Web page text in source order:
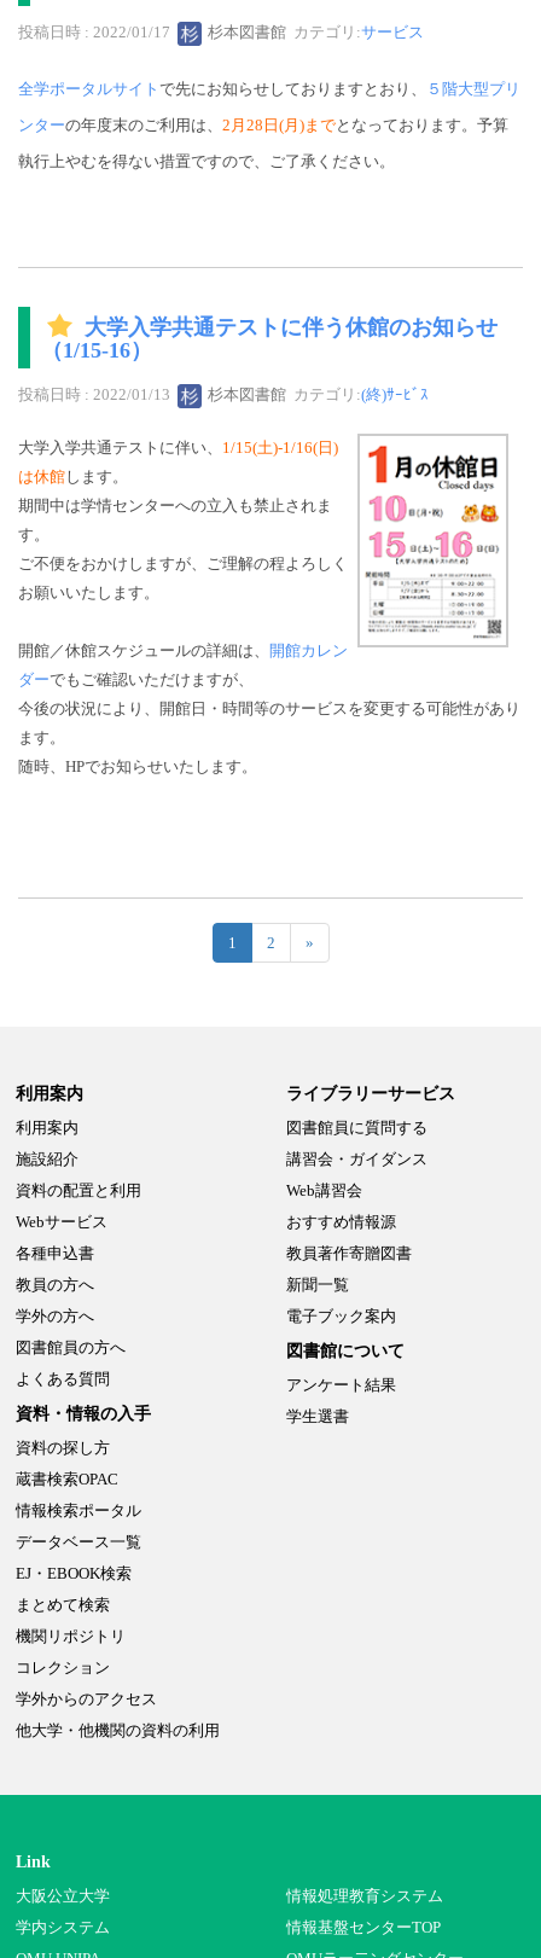
投稿日時 : 2022/01/17 杉本図書館 カテゴリ:サービス
全学ポータルサイト で先にお知らせしておりますとおり、
５階大型プリ
ンターの年度末のご利用は、 2月28日(月)までとなっております。予算
執行上やむを得ない措置ですので、ご了承ください。
大学入学共通テストに伴う休館のお知らせ
（1/15-16）
投稿日時 : 2022/01/13 杉本図書館 カテゴリ:(終)ｻｰﾋﾞｽ
大学入学共通テストに伴い、 1/15(土)-1/16(日)
は休館します。
期間中は学情センターへの立入も禁止されま
す。
ご不便をおかけしますが、ご理解の程よろしく
お願いいたします。
開館／休館スケジュールの詳細は、 開館カレン
ダーでもご確認いただけますが、
今後の状況により、開館日・時間等のサービスを変更する可能性があり
ます。
随時、HPでお知らせいたします。
1 2 »
利用案内
利用案内
施設紹介
資料の配置と利用
Webサービス
各種申込書
教員の方へ
学外の方へ
図書館員の方へ
よくある質問
資料・情報の入手
資料の探し方
蔵書検索OPAC
情報検索ポータル
データベース一覧
EJ・EBOOK検索
まとめて検索
機関リポジトリ
コレクション
学外からのアクセス
他大学・他機関の資料の利用
ライブラリーサービス
図書館員に質問する
講習会・ガイダンス
Web講習会
おすすめ情報源
教員著作寄贈図書
新聞一覧
電子ブック案内
図書館について
アンケート結果
学生選書
Link
大阪公立大学
学内システム
情報処理教育システム
情報基盤センターTOP